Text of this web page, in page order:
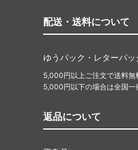
配送・送料について
ゆうパック・レターパッ
5,000円以上ご注文で送料無
5,000円以下の場合は全国一
返品について